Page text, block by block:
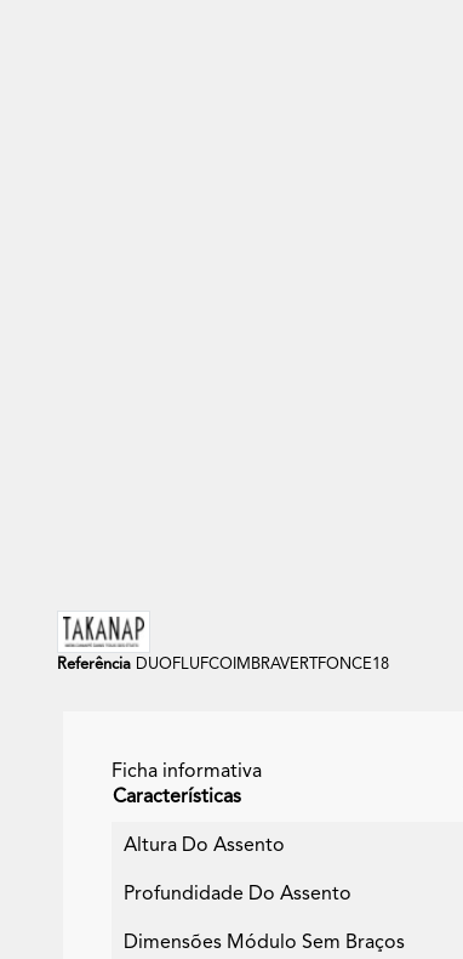
Referência DUOFLUFCOIMBRAVERTFONCE18
Ficha informativa
Características
Altura Do Assento
Profundidade Do Assento
Dimensões Módulo Sem Braços